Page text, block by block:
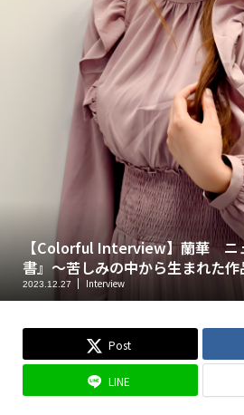
【Colorful Interview】蘭華 ニ
書』〜苦しみの中から生まれた
2023.12.27 Interview
Post
LINE